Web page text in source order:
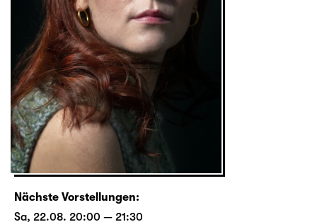
Nächste Vorstellungen:
Sa, 22.08. 20:00 — 21:30